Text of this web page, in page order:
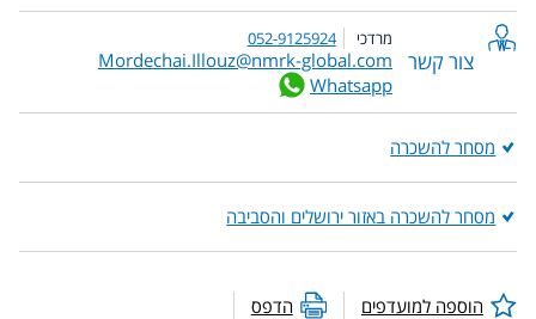
צור קשר
מרדכי 052-9125924
Mordechai.Illouz@nmrk-global.com
Whatsapp
מסחר להשכרה
מסחר להשכרה באזור ירושלים והסביבה
הוספה למועדפים הדפס